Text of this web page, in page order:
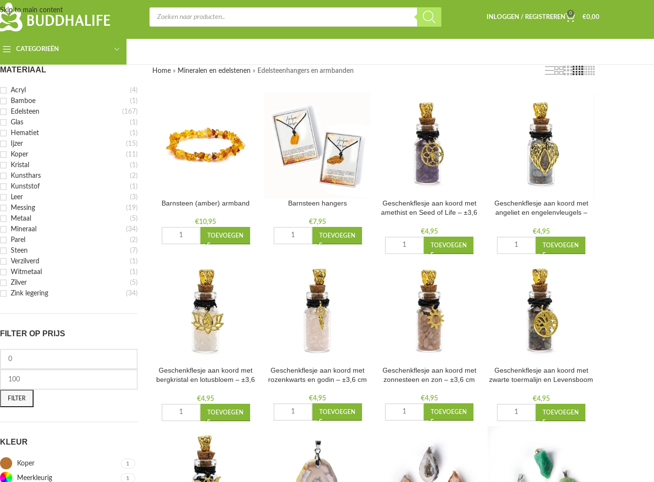
Skip to main content
INLOGGEN / REGISTREREN
0
€0,00
CATEGORIEËN
MATERIAAL
Acryl
(4)
Bamboe
(1)
Edelsteen
(167)
Glas
(1)
Hematiet
(1)
Ijzer
(15)
Koper
(11)
Kristal
(1)
Kunsthars
(2)
Kunststof
(1)
Leer
(3)
Messing
(19)
Metaal
(5)
Mineraal
(34)
Parel
(2)
Steen
(7)
Verzilverd
(1)
Witmetaal
(1)
Zilver
(5)
Zink legering
(34)
FILTER OP PRIJS
FILTER
KLEUR
Koper 1
Meerkleurig 1
Home» Mineralen en edelstenen » Edelsteenhangers en armbanden
Barnsteen (amber) armband
€10,95
TOEVOEGEN
Barnsteen hangers
€7,95
TOEVOEGEN
Geschenkflesje aan koord met
amethist en Seed of Life – ±3,6
€4,95
TOEVOEGEN
Geschenkflesje aan koord met
angeliet en engelenvleugels –
€4,95
TOEVOEGEN
Geschenkflesje aan koord met
bergkristal en lotusbloem – ±3,6
€4,95
TOEVOEGEN
Geschenkflesje aan koord met
rozenkwarts en godin – ±3,6 cm
€4,95
TOEVOEGEN
Geschenkflesje aan koord met
zonnesteen en zon – ±3,6 cm
€4,95
TOEVOEGEN
Geschenkflesje aan koord met
zwarte toermalijn en Levensboom
€4,95
TOEVOEGEN